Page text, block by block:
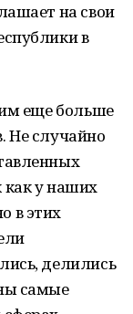
на свои
в
еще больше
Не случайно
как у наших
в этих
делились
самые